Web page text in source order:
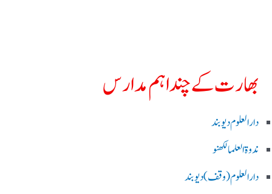
بھارت کے چند اہم مدارس
دارالعلوم دیوبند
ندوۃالعلما لکھنو
دارالعلوم (وقف)دیوبند